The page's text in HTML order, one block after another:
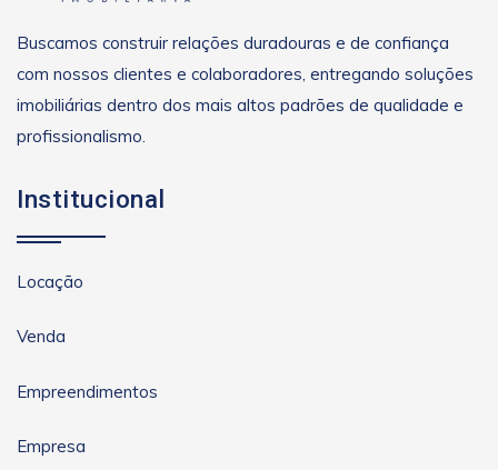
Buscamos construir relações duradouras e de confiança
com nossos clientes e colaboradores, entregando soluções
imobiliárias dentro dos mais altos padrões de qualidade e
profissionalismo.
Institucional
Locação
Venda
Empreendimentos
Empresa